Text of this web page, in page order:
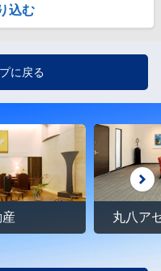
込む
に戻る
産 丸八ア